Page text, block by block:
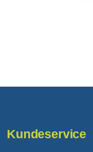
Kundeservice